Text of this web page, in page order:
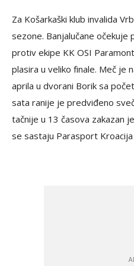
Za Košarkaški klub invalida
sezone. Banjalučane očekuje
protiv ekipe KK OSI
plasira u veliko finale. Meč je
aprila u dvorani Borik sa
sata ranije je predviđeno
tačnije u 13 časova zakazan
se sastaju Parasport